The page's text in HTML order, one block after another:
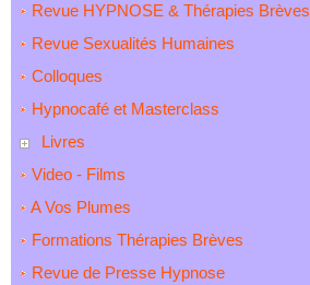
Revue HYPNOSE & Thérapies Brèves
Revue Sexualités Humaines
Colloques
Hypnocafé et Masterclass
Livres
Video - Films
A Vos Plumes
Formations Thérapies Brèves
Revue de Presse Hypnose